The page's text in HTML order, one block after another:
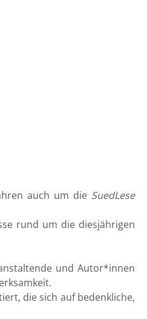
auch um die SuedLese
rund um die diesjährigen
und Autor*innen
die sich auf bedenkliche,